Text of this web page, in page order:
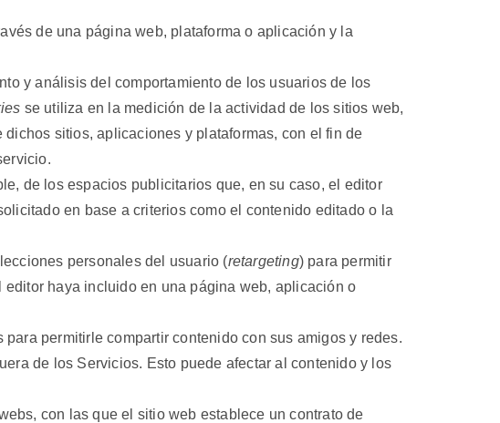
de una página web, plataforma o aplicación y la
y análisis del comportamiento de los usuarios de los
se utiliza en la medición de la actividad de los sitios web,
sitios, aplicaciones y plataformas, con el fin de
de los espacios publicitarios que, en su caso, el editor
en base a criterios como el contenido editado o la
personales del usuario (retargeting) para permitir
haya incluido en una página web, aplicación o
permitirle compartir contenido con sus amigos y redes.
de los Servicios. Esto puede afectar al contenido y los
con las que el sitio web establece un contrato de